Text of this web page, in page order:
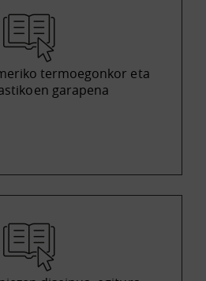
termoegonkor eta
garapena